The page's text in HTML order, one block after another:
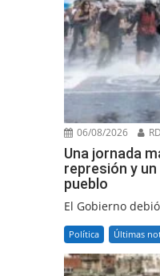
06/08/2026
Una jornada
represión y
pueblo
El Gobierno
Política Últimas